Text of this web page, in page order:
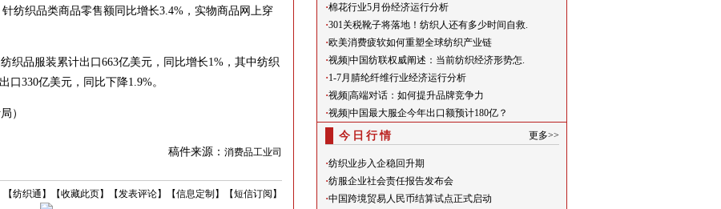
纺织品类商品零售额同比增长3.4%，实物商品网上穿
品服装累计出口663亿美元，同比增长1%，其中纺织
口330亿美元，同比下降1.9%。
）
稿件来源： 消费品工业司
【短信订阅 】
【信息定制 】
【发表评论】
【收藏此页】
【纺织通 】
·棉花行业5月份经济运行分析
·301关税靴子将落地！纺织人还有多少时间自救.
·欧美消费疲软如何重塑全球纺织产业链
·视频|中国纺联权威阐述：当前纺织经济形势怎.
·1-7月腈纶纤维行业经济运行分析
·视频|高端对话：如何提升品牌竞争力
·视频|中国最大服企今年出口额预计180亿？
今日行情 更多>>
·纺织业步入企稳回升期
·纺服企业社会责任报告发布会
·中国跨境贸易人民币结算试点正式启动